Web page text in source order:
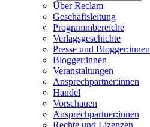
Über Reclam
Geschäftsleitung
Programmbereiche
Verlagsgeschichte
Presse und Blogger:innen
Blogger:innen
Veranstaltungen
Ansprechpartner:innen
Handel
Vorschauen
Ansprechpartner:innen
Rechte und Lizenzen